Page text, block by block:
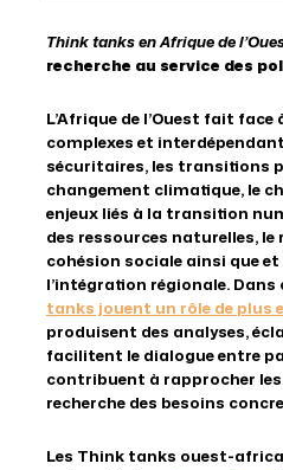
Think tanks en Afrique de
recherche au service des
L’Afrique de l’Ouest fait
complexes et
sécuritaires, les transitions
changement climatique, le
enjeux liés à la transition
des ressources naturelles, le
cohésion sociale ainsi que
l’intégration régionale. Dans
tanks jouent un rôle de plus
produisent des analyses,
facilitent le dialogue entre
contribuent à rapprocher
recherche des besoins
Les Think tanks ouest-